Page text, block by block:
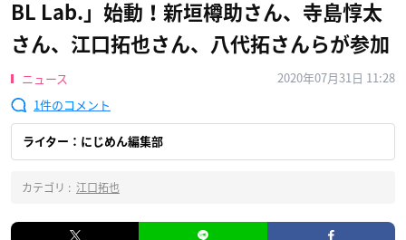
BL Lab.」始動！新垣樽助さん、寺島惇太
さん、江口拓也さん、八代拓さんらが参加
ニュース
2020年07月31日 11:28
1
ライター：にじめん編集部
カテゴリ : 江口拓也